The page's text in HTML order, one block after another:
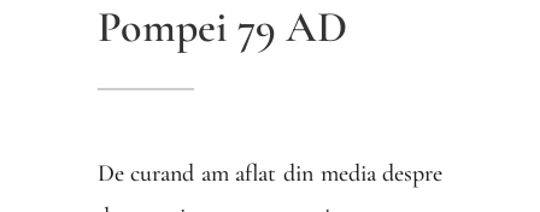
Pompei 79 AD
De curand am aflat din media despre